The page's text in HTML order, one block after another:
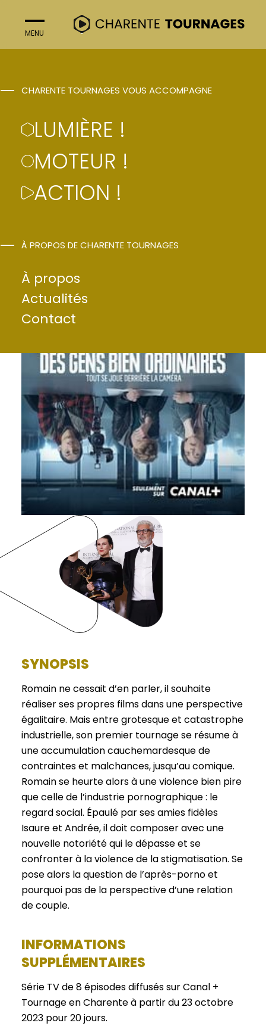
MENU
CHARENTE TOURNAGES VOUS ACCOMPAGNE
LUMIÈRE !
MOTEUR !
ACTION !
À PROPOS DE CHARENTE TOURNAGES
À propos
Actualités
Contact
DES GENS BIEN
ORDINAIRES –
SAISON 2
SYNOPSIS
Romain ne cessait d’en parler, il souhaite
réaliser ses propres films dans une perspective
égalitaire. Mais entre grotesque et catastrophe
industrielle, son premier tournage se résume à
une accumulation cauchemardesque de
contraintes et malchances, jusqu’au comique.
Romain se heurte alors à une violence bien pire
que celle de l’industrie pornographique : le
regard social. Épaulé par ses amies fidèles
Isaure et Andrée, il doit composer avec une
nouvelle notoriété qui le dépasse et se
confronter à la violence de la stigmatisation. Se
pose alors la question de l’après-porno et
pourquoi pas de la perspective d’une relation
de couple.
INFORMATIONS
SUPPLÉMENTAIRES
Série TV de 8 épisodes diffusés sur Canal +
Tournage en Charente à partir du 23 octobre
2023 pour 20 jours.